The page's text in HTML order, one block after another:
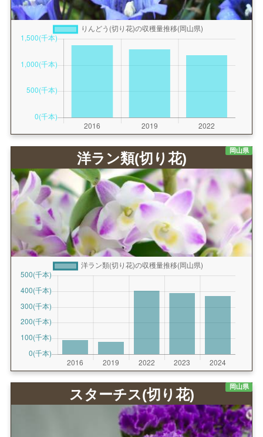
岡山県
洋ラン類(切り花)
岡山県
スターチス(切り花)